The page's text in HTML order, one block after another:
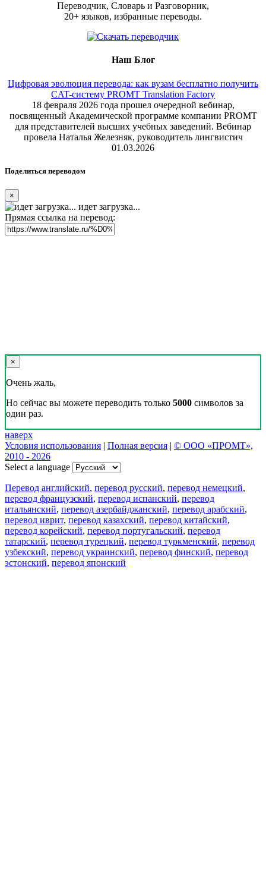
Переводчик, Словарь и Разговорник,
20+ языков, избранные переводы.
Наш Блог
Цифровая эволюция перевода: как вузам бесплатно получить
CAT-систему PROMT Translation Factory
18 февраля 2026 года прошел очередной вебинар,
посвященный Академической программе компании PROMT
для представителей высших учебных заведений. Вебинар
провела Наталья Железняк, руководитель лингвистич
01.03.2026
Поделиться переводом
×
идет загрузка...
Прямая ссылка на перевод:
×
Очень жаль,
Но сейчас вы можете переводить только 5000 символов за
один раз.
наверх
Условия использования | Полная версия | © ООО «ПРОМТ»,
2010 - 2026
Select a language
Перевод английский, перевод русский, перевод немецкий,
перевод французский, перевод испанский, перевод
итальянский, перевод азербайджанский, перевод арабский,
перевод иврит, перевод казахский, перевод китайский,
перевод корейский, перевод португальский, перевод
татарский, перевод турецкий, перевод туркменский, перевод
узбекский, перевод украинский, перевод финский, перевод
эстонский, перевод японский